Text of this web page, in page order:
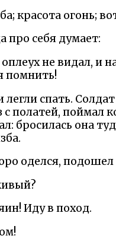
красота огонь;
про себя думает:
не видал, и
помнить!
спать.
с полатей,
бросилась она
оделся,
Иду в поход.